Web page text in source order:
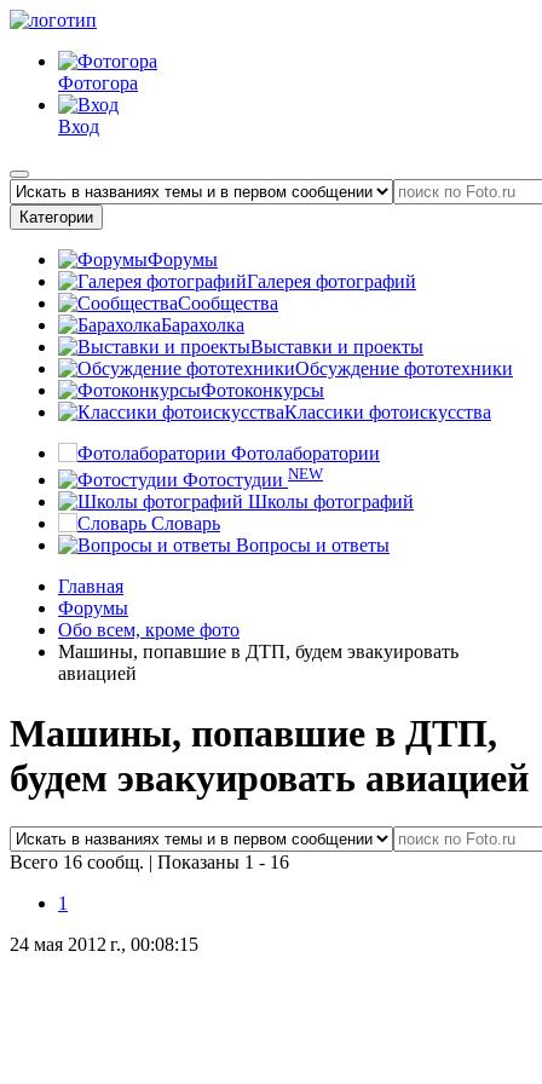
Фотогора
Вход
Категории
Форумы
Галерея фотографий
Сообщества
Барахолка
Выставки и проекты
Обсуждение фототехники
Фотоконкурсы
Классики фотоискусства
Фотолаборатории
Фотостудии NEW
Школы фотографий
Словарь
Вопросы и ответы
Главная
Форумы
Обо всем, кроме фото
Машины, попавшие в ДТП, будем эвакуировать
авиацией
Машины, попавшие в ДТП,
будем эвакуировать авиацией
Всего 16 сообщ. | Показаны 1 - 16
1
24 мая 2012 г., 00:08:15